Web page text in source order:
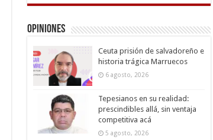
Opiniones
Ceuta prisión de salvadoreño e
historia trágica Marruecos
6 agosto, 2026
Tepesianos en su realidad:
prescindibles allá, sin ventaja
competitiva acá
5 agosto, 2026